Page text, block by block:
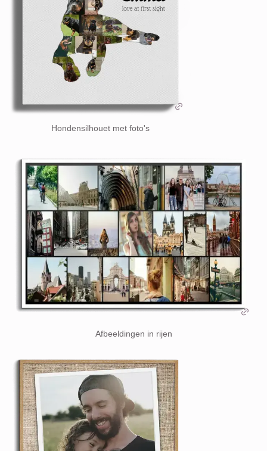
Hondensilhouet met foto's
Afbeeldingen in rijen